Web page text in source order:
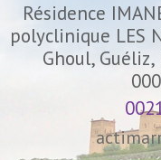
Résidence
polyclinique LES
Ghoul,